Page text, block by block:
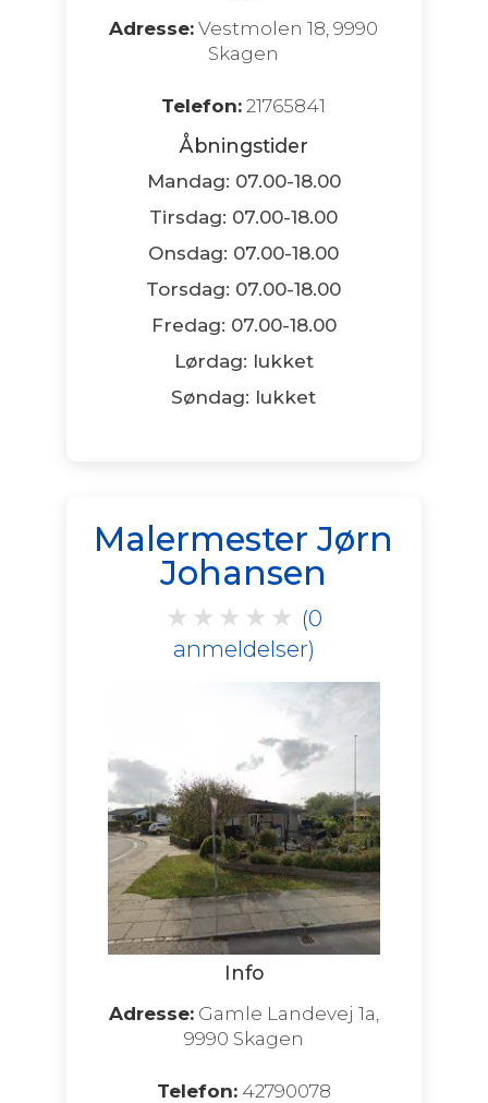
Adresse: Vestmolen 18, 9990
Skagen
Telefon: 21765841
Åbningstider
Mandag: 07.00-18.00
Tirsdag: 07.00-18.00
Onsdag: 07.00-18.00
Torsdag: 07.00-18.00
Fredag: 07.00-18.00
Lørdag: lukket
Søndag: lukket
Malermester Jørn
Johansen
★ ★ ★ ★ ★ (0
anmeldelser)
Info
Adresse:Gamle Landevej 1a,
9990 Skagen
Telefon:42790078